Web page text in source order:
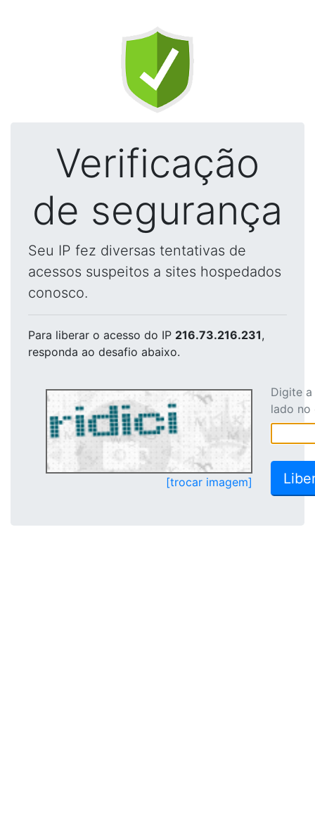
Verificação
de segurança
Seu IP fez diversas tentativas de
acessos suspeitos a sites hospedados
conosco.
Para liberar o acesso do IP 216.73.216.231,
responda ao desafio abaixo.
[trocar imagem]
Digite
lado no